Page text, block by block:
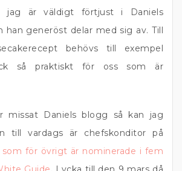
jag är väldigt förtjust i Daniels
han generöst delar med sig av. Till
behövs till exempel
så praktiskt för oss som är
missat Daniels blogg så kan jag
till vardags är chefskonditor på
som för övrigt är nominerade i fem